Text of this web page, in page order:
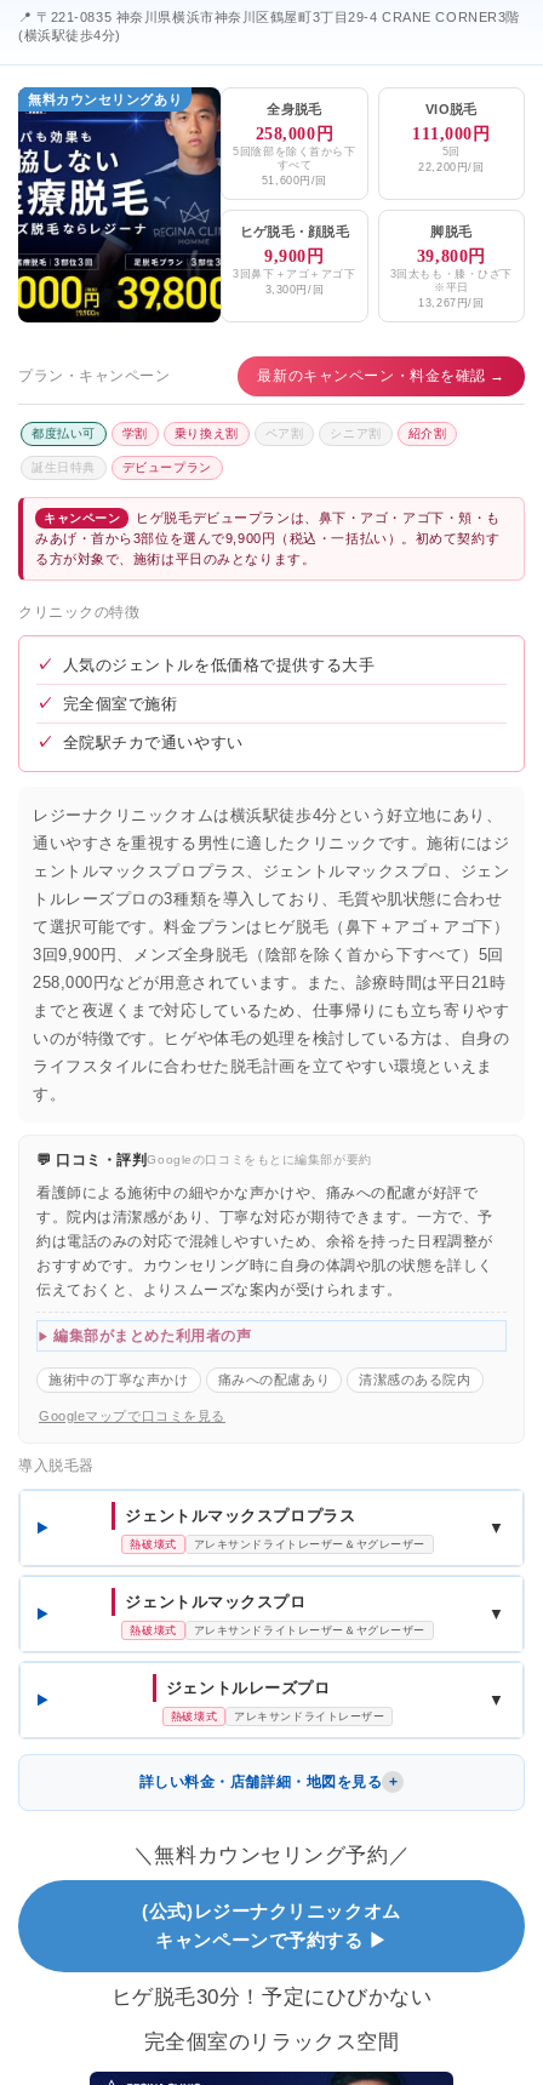
📍 〒221-0835 神奈川県横浜市神奈川区鶴屋町3丁目29-4 CRANE CORNER3階
(横浜駅徒歩4分)
無料カウンセリングあり
全身脱毛
258,000円
5回陰部を除く首から下
すべて
51,600円/回
VIO脱毛
111,000円
5回
22,200円/回
ヒゲ脱毛・ 顔脱毛
9,900円
3回鼻下＋アゴ＋アゴ下
3,300円/回
脚脱毛
39,800円
3回太もも・膝・ひざ下
※平日
13,267円/回
プラン・キャンペーン 最新のキャンペーン・料金を確認 →
都度払い可 学割 乗り換え割 ペア割 シニア割 紹介割
誕生日特典 デビュープラン
キャンペーン
ヒゲ脱毛デビュープランは、鼻下・アゴ・アゴ下・頬・も
みあげ・首から3部位を選んで9,900円（税込・一括払い）。初めて契約す
る方が対象で、施術は平日のみとなります。
クリニックの特徴
✓ 人気のジェントルを低価格で提供する大手
✓ 完全個室で施術
✓ 全院駅チカで通いやすい
レジーナクリニックオムは横浜駅徒歩4分という好立地にあり、
通いやすさを重視する男性に適したクリニックです。施術にはジ
ェントルマックスプロプラス、ジェントルマックスプロ、ジェン
トルレーズプロの3種類を導入しており、毛質や肌状態に合わせ
て選択可能です。料金プランはヒゲ脱毛（鼻下＋アゴ＋アゴ下）
3回9,900円、メンズ全身脱毛（陰部を除く首から下すべて）5回
258,000円などが用意されています。また、診療時間は平日21時
までと夜遅くまで対応しているため、仕事帰りにも立ち寄りやす
いのが特徴です。ヒゲや体毛の処理を検討している方は、自身の
ライフスタイルに合わせた脱毛計画を立てやすい環境といえま
す。
💬 口コミ・評判Googleの口コミをもとに編集部が要約
看護師による施術中の細やかな声かけや、痛みへの配慮が好評で
す。院内は清潔感があり、丁寧な対応が期待できます。一方で、予
約は電話のみの対応で混雑しやすいため、余裕を持った日程調整が
おすすめです。カウンセリング時に自身の体調や肌の状態を詳しく
伝えておくと、よりスムーズな案内が受けられます。
編集部がまとめた利用者の声
施術中の丁寧な声かけ 痛みへの配慮あり 清潔感のある院内
Googleマップで口コミを見る
導入脱毛器
ジェントルマックスプロプラス
熱破壊式 アレキサンドライトレーザー＆ヤグレーザー
▼
ジェントルマックスプロ
熱破壊式 アレキサンドライトレーザー＆ヤグレーザー
▼
ジェントルレーズプロ
熱破壊式 アレキサンドライトレーザー
▼
詳しい料金・店舗詳細・地図を見る
＼無料カウンセリング予約／
(公式)レジーナクリニックオム
キャンペーンで予約する ▶
ヒゲ脱毛30分！予定にひびかない
完全個室のリラックス空間